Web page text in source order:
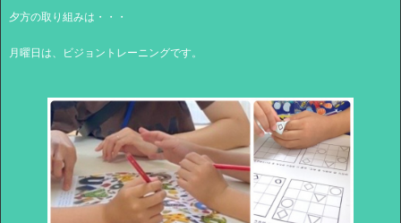
夕方の取り組みは・・・
月曜日は、ビジョントレーニングです。